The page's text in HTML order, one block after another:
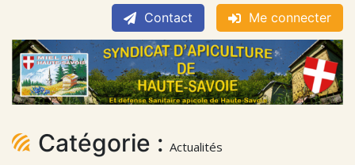
Contact Me connecter
Catégorie : Actualités